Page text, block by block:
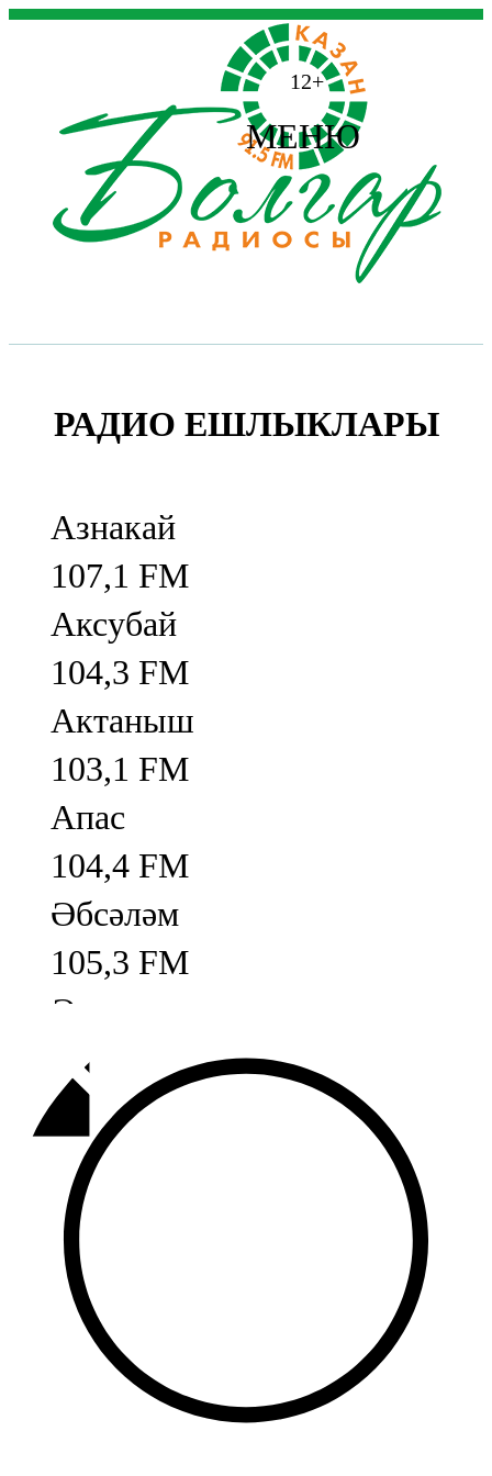
12+
МЕНЮ
РАДИО ЕШЛЫКЛАРЫ
Азнакай
107,1 FM
Аксубай
104,3 FM
Актаныш
103,1 FM
Апас
104,4 FM
Әбсәләм
105,3 FM
Әлмәт
92,9 FM
Базарлы матак
107,1 FM
Балык бистәсе
104,9 FM
Баулы
107,5 FM
Биләр